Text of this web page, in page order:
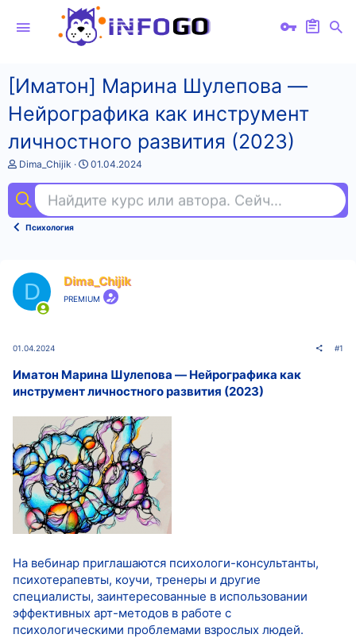
[Иматон] Марина Шулепова ―
Нейрографика как инструмент
личностного развития (2023)
А
т
о
т
Dima_Chijik
Д
а
н
а
01.04.2024
Найдите курс или автора. Сейчас ищут
Психология
D Dima_Chijik
PREMIUM
01.04.2024 #1
Иматон Марина Шулепова ― Нейрографика как
инструмент личностного развития (2023)
На вебинар приглашаются психологи-консультанты,
психотерапевты, коучи, тренеры и другие
специалисты, заинтересованные в использовании
эффективных арт-методов в работе с
психологическими проблемами взрослых людей.